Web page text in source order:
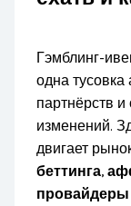
Гэмблинг-
одна
партнёрств
изменений.
двигает
беттинга,
провайдеры